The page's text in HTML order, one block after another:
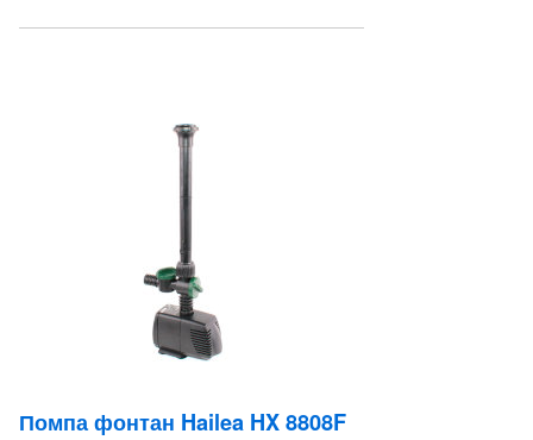
Помпа фонтан Hailea HX 8808F